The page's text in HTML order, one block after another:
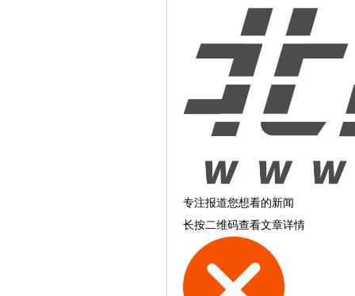
专注报道您想看的新闻
长按二维码查看文章详情